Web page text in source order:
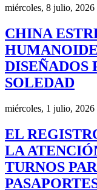
miércoles, 8 julio, 2026
CHINA
DISEÑADOS
SOLEDAD
miércoles, 1 julio, 2026
EL
LA
TURNOS